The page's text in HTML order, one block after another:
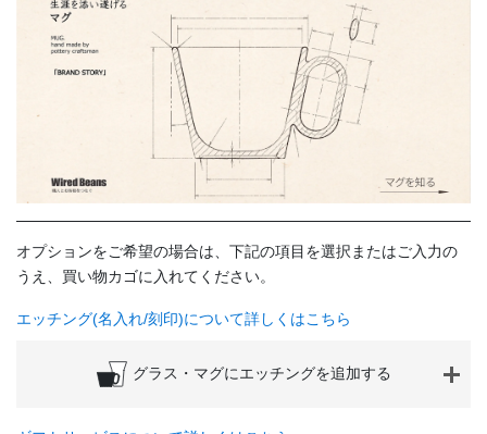
オプションをご希望の場合は、下記の項目を選択またはご入力の
うえ、買い物カゴに入れてください。
エッチング(名入れ/刻印)について詳しくはこちら
グラス・マグにエッチングを追加する